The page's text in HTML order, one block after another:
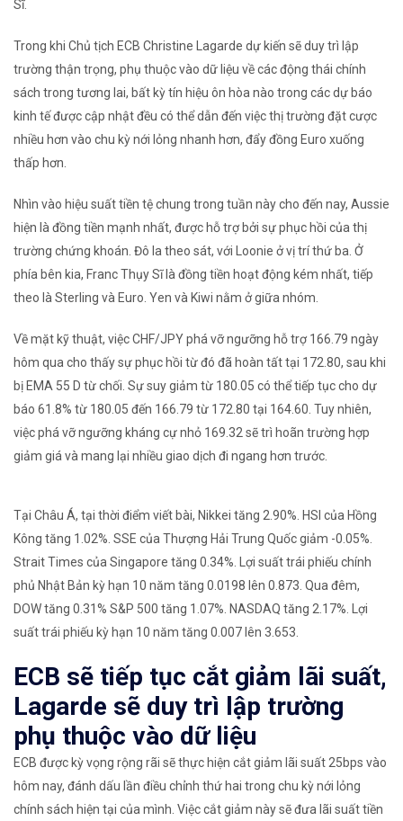
Sĩ.
Trong khi Chủ tịch ECB Christine Lagarde dự kiến ​​sẽ duy trì lập
trường thận trọng, phụ thuộc vào dữ liệu về các động thái chính
sách trong tương lai, bất kỳ tín hiệu ôn hòa nào trong các dự báo
kinh tế được cập nhật đều có thể dẫn đến việc thị trường đặt cược
nhiều hơn vào chu kỳ nới lỏng nhanh hơn, đẩy đồng Euro xuống
thấp hơn.
Nhìn vào hiệu suất tiền tệ chung trong tuần này cho đến nay, Aussie
hiện là đồng tiền mạnh nhất, được hỗ trợ bởi sự phục hồi của thị
trường chứng khoán. Đô la theo sát, với Loonie ở vị trí thứ ba. Ở
phía bên kia, Franc Thụy Sĩ là đồng tiền hoạt động kém nhất, tiếp
theo là Sterling và Euro. Yen và Kiwi nằm ở giữa nhóm.
Về mặt kỹ thuật, việc CHF/JPY phá vỡ ngưỡng hỗ trợ 166.79 ngày
hôm qua cho thấy sự phục hồi từ đó đã hoàn tất tại 172.80, sau khi
bị EMA 55 D từ chối. Sự suy giảm từ 180.05 có thể tiếp tục cho dự
báo 61.8% từ 180.05 đến 166.79 từ 172.80 tại 164.60. Tuy nhiên,
việc phá vỡ ngưỡng kháng cự nhỏ 169.32 sẽ trì hoãn trường hợp
giảm giá và mang lại nhiều giao dịch đi ngang hơn trước.
Tại Châu Á, tại thời điểm viết bài, Nikkei tăng 2.90%. HSI của Hồng
Kông tăng 1.02%. SSE của Thượng Hải Trung Quốc giảm -0.05%.
Strait Times của Singapore tăng 0.34%. Lợi suất trái phiếu chính
phủ Nhật Bản kỳ hạn 10 năm tăng 0.0198 lên 0.873. Qua đêm,
DOW tăng 0.31% S&P 500 tăng 1.07%. NASDAQ tăng 2.17%. Lợi
suất trái phiếu kỳ hạn 10 năm tăng 0.007 lên 3.653.
ECB sẽ tiếp tục cắt giảm lãi suất,
Lagarde sẽ duy trì lập trường
phụ thuộc vào dữ liệu
ECB được kỳ vọng rộng rãi sẽ thực hiện cắt giảm lãi suất 25bps vào
hôm nay, đánh dấu lần điều chỉnh thứ hai trong chu kỳ nới lỏng
chính sách hiện tại của mình. Việc cắt giảm này sẽ đưa lãi suất tiền